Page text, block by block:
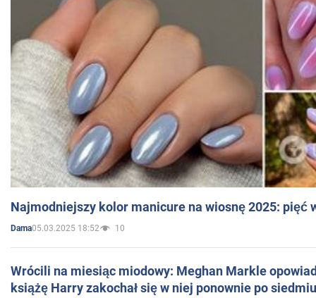
Najmodniejszy kolor manicure na wiosnę 2025: pięć
Dama05.03.2025 18:52 10
Wrócili na miesiąc miodowy: Meghan Markle
książę Harry zakochał się w niej ponownie po